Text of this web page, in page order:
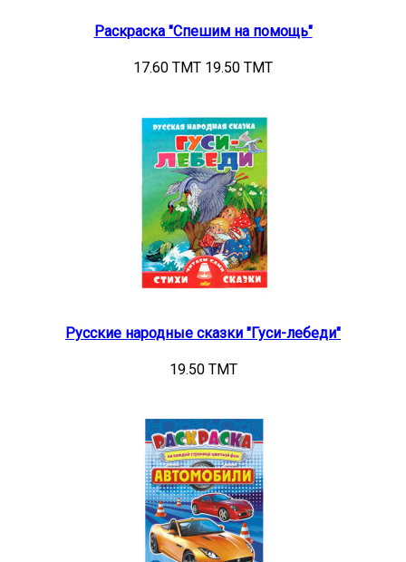
Раскраска "Спешим на помощь"
17.60 TMT 19.50 TMT
Русские народные сказки "Гуси-лебеди"
19.50 TMT